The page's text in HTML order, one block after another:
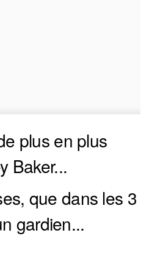
plus en plus
Baker...
que dans les 3
gardien...